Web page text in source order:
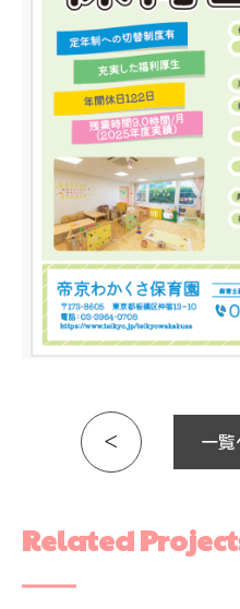
＜ 一覧
Related